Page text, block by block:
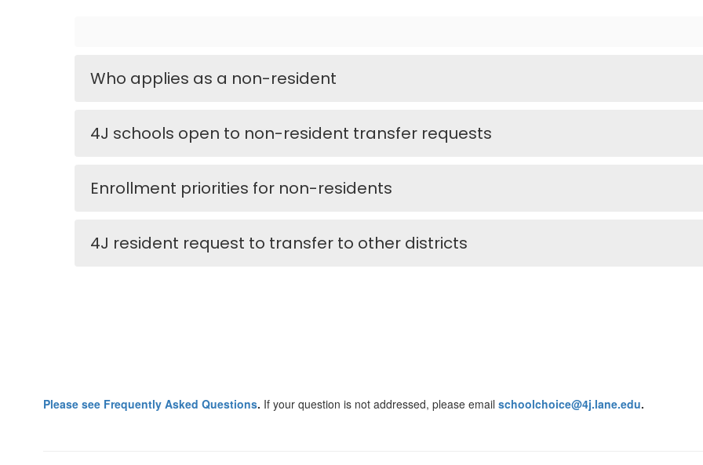
Who applies as a non-resident
4J schools open to non-resident transfer requests
Enrollment priorities for non-residents
4J resident request to transfer to other districts
Please see Frequently Asked Questions. If your question is not addressed, please email schoolchoice@4j.lane.edu.